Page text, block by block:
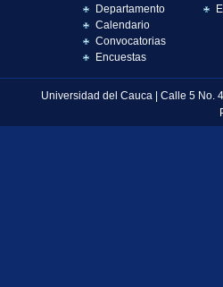
Departamento
Calendario
Convocatorias
Encuestas
Universidad del Cauca | Calle 5 No.